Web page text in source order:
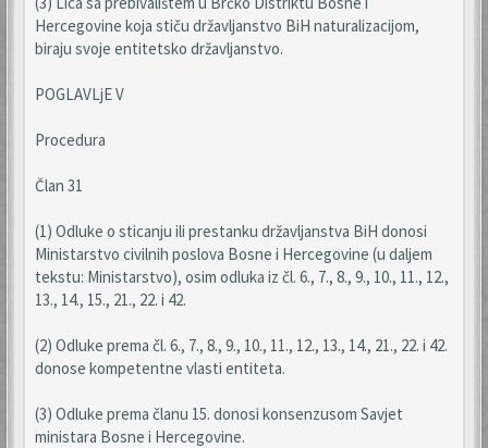
Hercegovine koja stiču državljanstvo BiH naturalizacijom,
biraju svoje entitetsko državljanstvo.
POGLAVLjE V
Procedura
Član 31
(1) Odluke o sticanju ili prestanku državljanstva BiH donosi
Ministarstvo civilnih poslova Bosne i Hercegovine (u daljem
tekstu: Ministarstvo), osim odluka iz čl. 6., 7., 8., 9., 10., 11., 12.,
13., 14., 15., 21., 22. i 42.
(2) Odluke prema čl. 6., 7., 8., 9., 10., 11., 12., 13., 14., 21., 22. i 42.
donose kompetentne vlasti entiteta.
(3) Odluke prema članu 15. donosi konsenzusom Savjet
ministara Bosne i Hercegovine.